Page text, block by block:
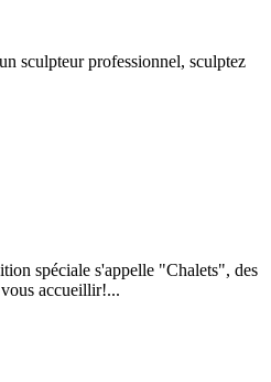
sculpteur professionnel, sculptez
spéciale s'appelle "Chalets", des
accueillir!...